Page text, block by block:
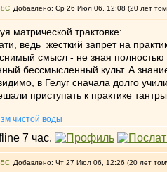
Добавлено: Ср 26 Июл 06, 12:08 (20 лет
матрической трактовке:
ведь жесткий запрет на
смысл - не зная полностью
бессмысленный культ. А
в Гелуг сначала долго
приступать к практике
чистой воды
Добавлено: Чт 27 Июл 06, 12:26 (20 лет